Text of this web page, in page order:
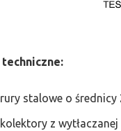
techniczne:
rury stalowe o średnicy
kolektory z